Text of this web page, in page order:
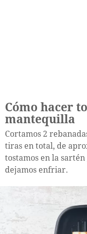
Cómo hacer
mantequilla
Cortamos 2
tiras en total, de
tostamos en la
dejamos enfriar.